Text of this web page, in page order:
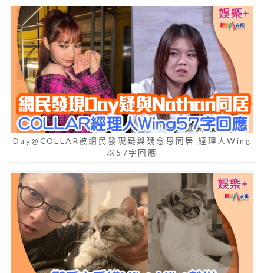
Day@COLLAR被網民發現疑與魏念恩同居 經理人Wing
以57字回應